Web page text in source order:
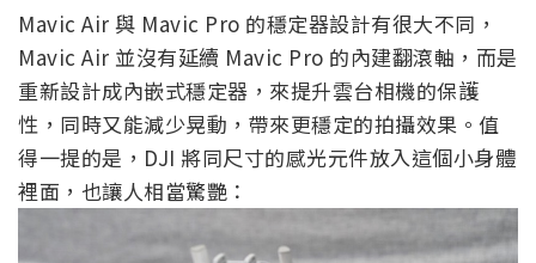
Mavic Air 與 Mavic Pro 的穩定器設計有很大不同，
Mavic Air 並沒有延續 Mavic Pro 的內建翻滾軸，而是
重新設計成內嵌式穩定器，來提升雲台相機的保護
性，同時又能減少晃動，帶來更穩定的拍攝效果。值
得一提的是，DJI 將同尺寸的感光元件放入這個小身體
裡面，也讓人相當驚艷：